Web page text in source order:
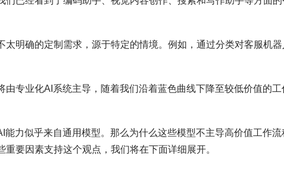
明确的定制需求，源于特定的情境。例如，通过分类对客服机器
专业化AI系统主导，随着我们沿着蓝色曲线下降至较低价值的工
力似乎来自通用模型。那么为什么这些模型不主导高价值工作流
要因素支持这个观点，我们将在下面详细展开。